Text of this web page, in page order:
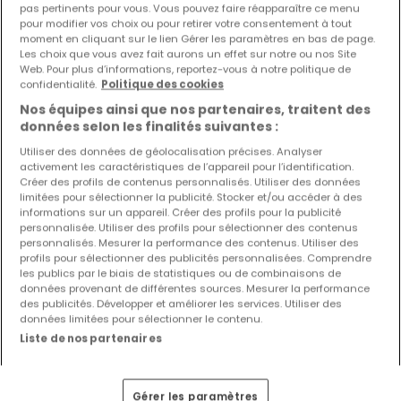
EXCLUSIVITÉ ATHOME
pas pertinents pour vous. Vous pouvez faire réapparaître ce menu
pour modifier vos choix ou pour retirer votre consentement à tout
moment en cliquant sur le lien Gérer les paramètres en bas de page.
Les choix que vous avez fait aurons un effet sur notre ou nos Site
Web. Pour plus d’informations, reportez-vous à notre politique de
confidentialité. Politique des cookies
Nos équipes ainsi que nos partenaires, traitent des
données selon les finalités suivantes :
Utiliser des données de géolocalisation précises. Analyser
activement les caractéristiques de l’appareil pour l’identification.
Créer des profils de contenus personnalisés. Utiliser des données
limitées pour sélectionner la publicité. Stocker et/ou accéder à des
informations sur un appareil. Créer des profils pour la publicité
personnalisée. Utiliser des profils pour sélectionner des contenus
personnalisés. Mesurer la performance des contenus. Utiliser des
profils pour sélectionner des publicités personnalisées. Comprendre
les publics par le biais de statistiques ou de combinaisons de
données provenant de différentes sources. Mesurer la performance
des publicités. Développer et améliorer les services. Utiliser des
données limitées pour sélectionner le contenu.
Liste de nos partenaires
Gérer les paramètres